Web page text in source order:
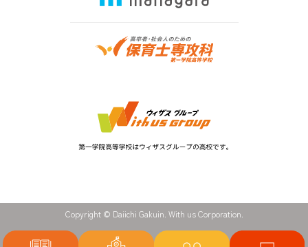
Copyright © Daiichi Gakuin. With us Corporation.